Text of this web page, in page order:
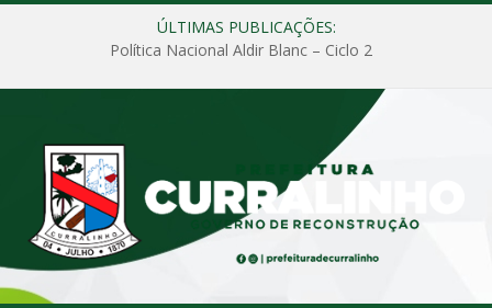
ÚLTIMAS PUBLICAÇÕES:
Política Nacional Aldir Blanc – Ciclo 2